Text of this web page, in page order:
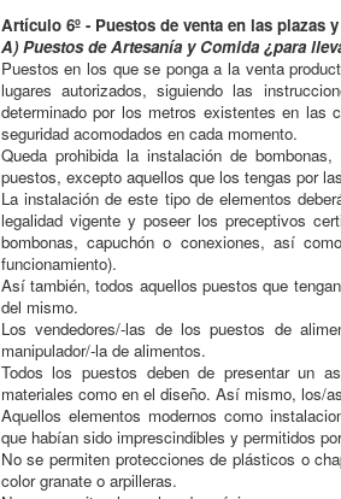
Artículo 6º - Puestos de venta en las plazas
A) Puestos de Artesanía y Comida ¿para
Puestos en los que se ponga a la venta
lugares autorizados, siguiendo las
determinado por los metros existentes en las
seguridad acomodados en cada momento.
Queda prohibida la instalación de
puestos, excepto aquellos que los tengas por
La instalación de este tipo de elementos
legalidad vigente y poseer los preceptivos
bombonas, capuchón o conexiones, así
funcionamiento).
Así también, todos aquellos puestos que
del mismo.
Los vendedores/-las de los puestos de
manipulador/-la de alimentos.
Todos los puestos deben de presentar un
materiales como en el diseño. Así mismo, los/
Aquellos elementos modernos como
que habían sido imprescindibles y permitidos
No se permiten protecciones de plásticos o
color granate o arpilleras.